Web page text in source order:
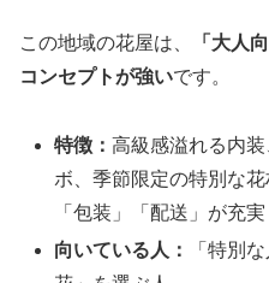
この地域の花屋は、
「大人
コンセプトが強いです。
特徴：高級感溢れる内
ボ、季節限定の特別な
「包装」「配送」が充実
向いている人：
「特別